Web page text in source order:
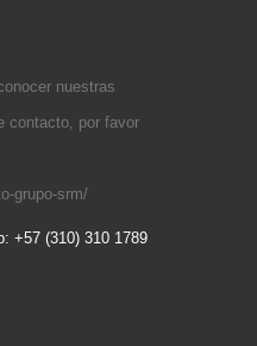
nuestras
contacto, por favor
grupo-srm/
+57 (310) 310 1789